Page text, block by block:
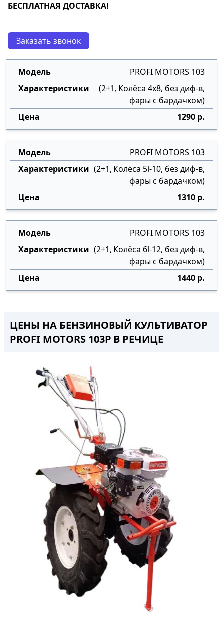
БЕСПЛАТНАЯ ДОСТАВКА!
Заказать звонок
PROFI MOTORS 103
(2+1, Колёса 4х8, без диф-в,
фары с бардачком)
1290 р.
PROFI MOTORS 103
(2+1, Колёса 5l-10, без диф-в,
фары с бардачком)
1310 р.
PROFI MOTORS 103
(2+1, Колёса 6l-12, без диф-в,
фары с бардачком)
1440 р.
ЦЕНЫ НА БЕНЗИНОВЫЙ КУЛЬТИВАТОР
PROFI MOTORS 103P В РЕЧИЦЕ